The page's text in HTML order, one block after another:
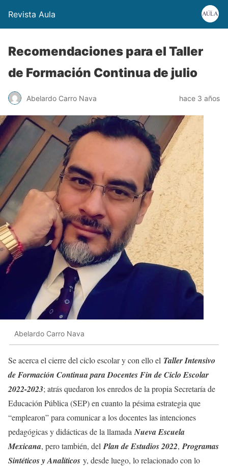
Revista Aula
Recomendaciones para el Taller
de Formación Continua de julio
Abelardo Carro Nava hace 3 años
Abelardo Carro Nava
Se acerca el cierre del ciclo escolar y con ello el Taller Intensivo
de Formación Continua para Docentes Fin de Ciclo Escolar
2022-2023; atrás quedaron los enredos de la propia Secretaría de
Educación Pública (SEP) en cuanto la pésima estrategia que
“emplearon” para comunicar a los docentes las intenciones
pedagógicas y didácticas de la llamada Nueva Escuela
Mexicana, pero también, del Plan de Estudios 2022, Programas
Sintéticos y Analíticos y, desde luego, lo relacionado con lo